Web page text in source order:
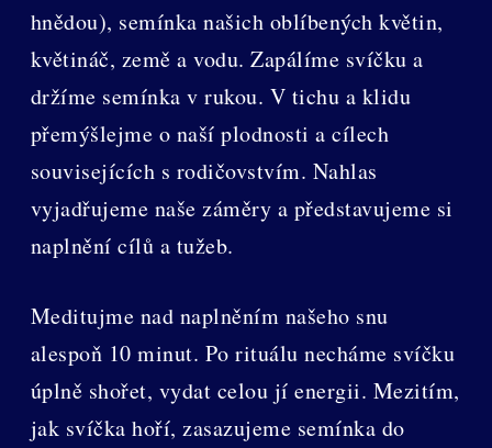
hnědou), semínka našich oblíbených květin,
květináč, země a vodu. Zapálíme svíčku a
držíme semínka v rukou. V tichu a klidu
přemýšlejme o naší plodnosti a cílech
souvisejících s rodičovstvím. Nahlas
vyjadřujeme naše záměry a představujeme si
naplnění cílů a tužeb.
Meditujme nad naplněním našeho snu
alespoň 10 minut. Po rituálu necháme svíčku
úplně shořet, vydat celou jí energii. Mezitím,
jak svíčka hoří, zasazujeme semínka do